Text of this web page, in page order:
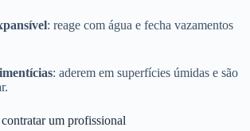
: reage com água e fecha vazamentos
: aderem em superfícies úmidas e são
um profissional